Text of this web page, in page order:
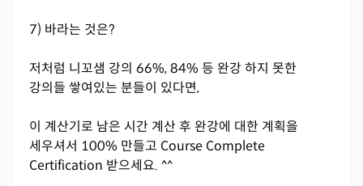
7) 바라는 것은?
저처럼 니꼬샘 강의 66%, 84% 등 완강 하지 못한
강의들 쌓여있는 분들이 있다면,
이 계산기로 남은 시간 계산 후 완강에 대한 계획을
세우셔서 100% 만들고 Course Complete
Certification 받으세요. ^^